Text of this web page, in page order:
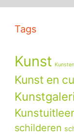
Tags
Kunst
Kunst en
schilderen